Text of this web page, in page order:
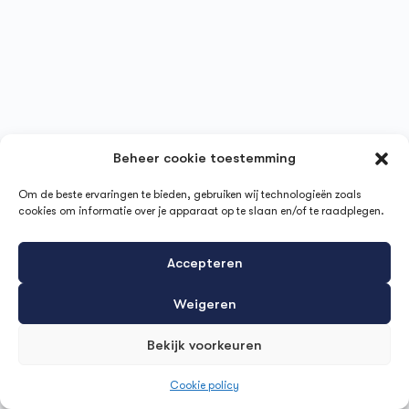
Beheer cookie toestemming
Om de beste ervaringen te bieden, gebruiken wij technologieën zoals
cookies om informatie over je apparaat op te slaan en/of te raadplegen.
Accepteren
Weigeren
Bekijk voorkeuren
Cookie policy